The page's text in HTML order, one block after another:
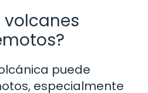
volcanes
puede
especialmente